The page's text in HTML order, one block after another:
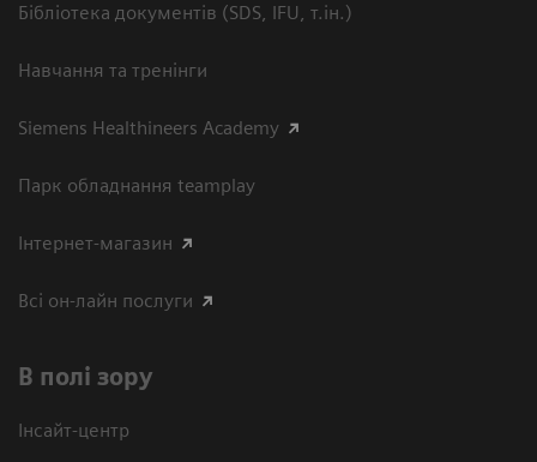
Бібліотека документів (SDS, IFU, т.ін.)
Навчання та тренінги
Siemens Healthineers Academy
Парк обладнання teamplay
Інтернет-магазин
Всі он-лайн послуги
В полі зору
Інсайт-центр